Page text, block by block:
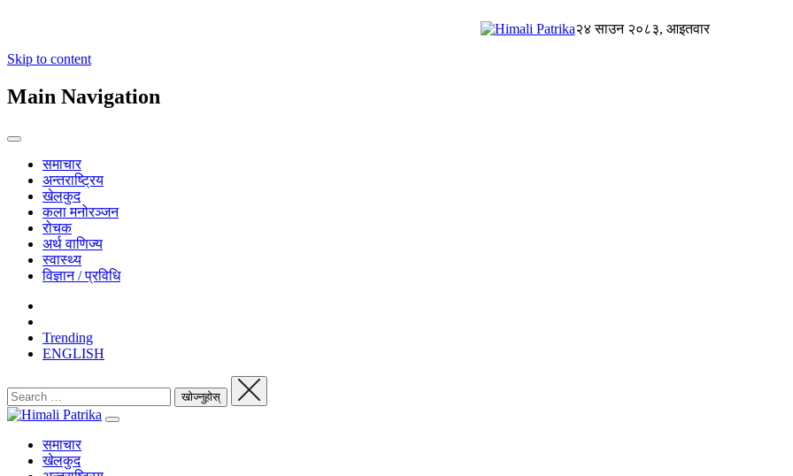
२४ साउन २०८३, आइतवार
Skip to content
Main Navigation
समाचार
अन्तराष्ट्रिय
खेलकुद
कला मनोरञ्जन
रोचक
अर्थ वाणिज्य
स्वास्थ्य
विज्ञान / प्रविधि
Trending
ENGLISH
समाचार
खेलकुद